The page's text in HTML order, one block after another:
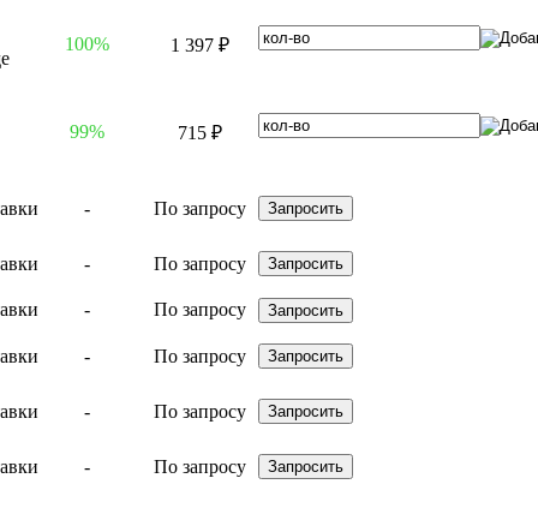
100% 1 397 ₽
99% 715 ₽
- По запросу
- По запросу
- По запросу
- По запросу
- По запросу
-
По запросу